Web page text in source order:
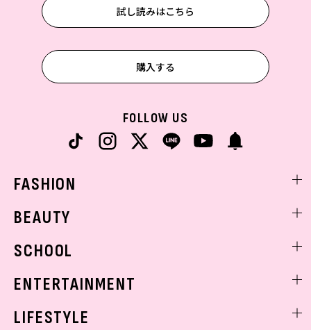
試し読みはこちら
購入する
FOLLOW US
FASHION
着回し
BEAUTY
ベストコスメ
SCHOOL
学校ヘアメイク
ENTERTAINMENT
LIFESTYLE